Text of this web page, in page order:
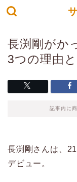
長渕剛がか
3つの理由
記事内に
長渕剛さんは、
デビュー。